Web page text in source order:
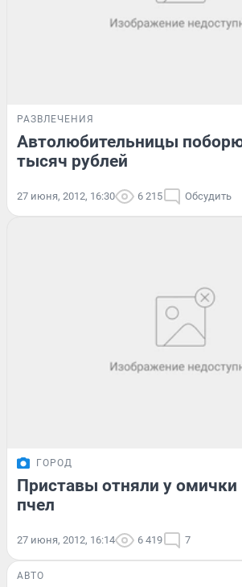
РАЗВЛЕЧЕНИЯ
Автолюбительницы
тысяч рублей
27 июня, 2012, 16:30 6 215 Обсудить
ГОРОД
Приставы отняли у омички
пчел
27 июня, 2012, 16:14 6 419 7
АВТО